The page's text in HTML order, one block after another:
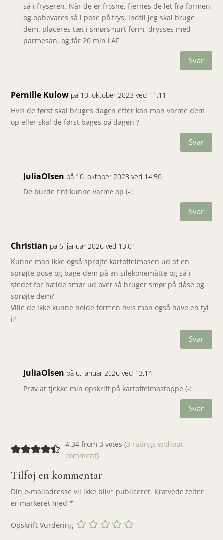
så i fryseren. Når de er frosne, fjernes de let fra formen
og opbevares så i pose på frys, indtil jeg skal bruge
dem. placeres tæt i smørsmurt form, drysses med
parmesan, og får 20 min i AF
Svar
Pernille Kulow på 10. oktober 2023 ved 11:11
Hvis de først skal bruges dagen efter kan man varme dem
op eller skal de først bages på dagen ?
Svar
JuliaOlsen på 10. oktober 2023 ved 14:50
De burde fint kunne varme op (-:
Svar
Christian på 6. januar 2026 ved 13:01
Kunne man ikke også sprøjte kartoffelmosen ud af en
sprøjte pose og bage dem på en silekonemåtte og så i
stedet for hælde smør ud over så bruger smør på dåse og
sprøjte dem?
Ville de ikke kunne holde formen hvis man også have en tyl
i?
Svar
JuliaOlsen på 6. januar 2026 ved 13:14
Prøv at tjekke min opskrift på kartoffelmostoppe (-:
Svar
4.34 from 3 votes (3 ratings without
comment)
Tilføj en kommentar
Din e-mailadresse vil ikke blive publiceret. Krævede felter
er markeret med*
Opskrift Vurdering